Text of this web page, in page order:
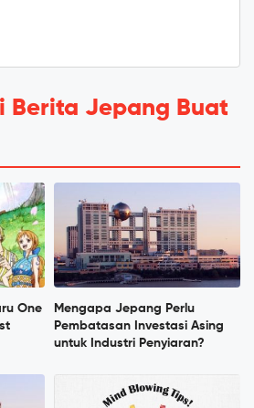
Berita Jepang Buat
One
Mengapa Jepang Perlu
Pembatasan Investasi Asing
untuk Industri Penyiaran?